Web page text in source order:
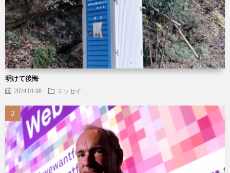
明けて後悔
2024.01.08 エッセイ